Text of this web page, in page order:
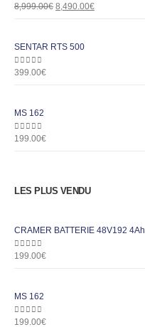
0out of 5
8,999.00€ 8,490.00€
SENTAR RTS 500
0out of 5
399.00€
MS 162
0out of 5
199.00€
LES PLUS VENDU
CRAMER BATTERIE 48V192 4Ah
0out of 5
199.00€
MS 162
0out of 5
199.00€